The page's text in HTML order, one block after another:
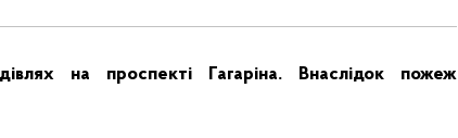
на проспекті Гагаріна. Внаслідок пожеж